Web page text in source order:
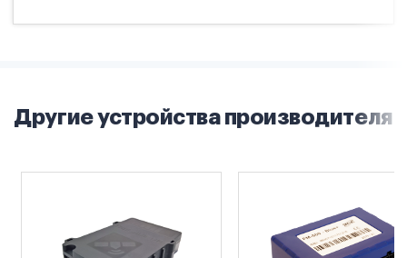
Другие устройства производителя